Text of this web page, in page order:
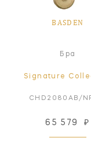
BASDEN
Бра
Signature
CHD2080AB/
65 579 ₽